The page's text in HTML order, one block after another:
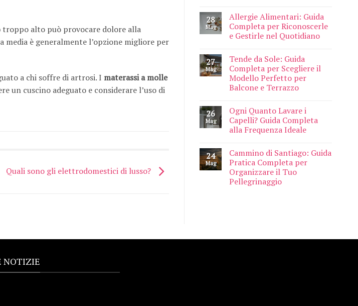
troppo alto può provocare dolore alla
media è generalmente l’opzione migliore per
a chi soffre di artrosi. I materassi a molle
un cuscino adeguato e considerare l’uso di
Quali sono gli elettrodomestici di lusso?
28
Mag
Allergie Alimentari: Guida
Completa per Riconoscerle
e Gestirle nel Quotidiano
27
Mag
Tende da Sole: Guida
Completa per Scegliere il
Modello Perfetto per
Balcone e Terrazzo
26
Mag
Ogni Quanto Lavare i
Capelli? Guida Completa
alla Frequenza Ideale
24
Mag
Cammino di Santiago: Guida
Pratica Completa per
Organizzare il Tuo
Pellegrinaggio
NOTIZIE